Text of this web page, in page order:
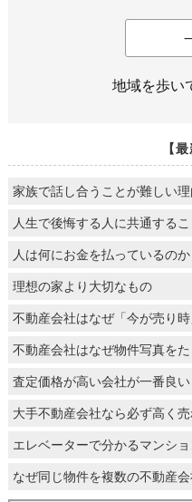
地域を歩い
【
家族で話し合うことが難しい理
人生で後悔する人に共通するこ
人は何にお金を払っているのか
理想の家より大切なもの
不動産会社はなぜ「今が売り
不動産会社はなぜ物件写真を
査定価格が高い会社が一番良い
大手不動産会社なら必ず高く売
エレベーターで分かるマンシ
なぜ同じ物件を複数の不動産